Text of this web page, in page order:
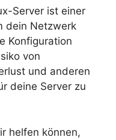
Server ist einer
dein Netzwerk
Konfiguration
von
und anderen
deine Server zu
helfen können,